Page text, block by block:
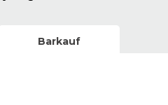
Barkauf